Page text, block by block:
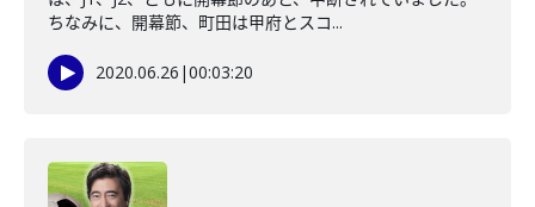
ちなみに、開幕節、町田は甲府とスコ...
2020.06.26 |00:03:20